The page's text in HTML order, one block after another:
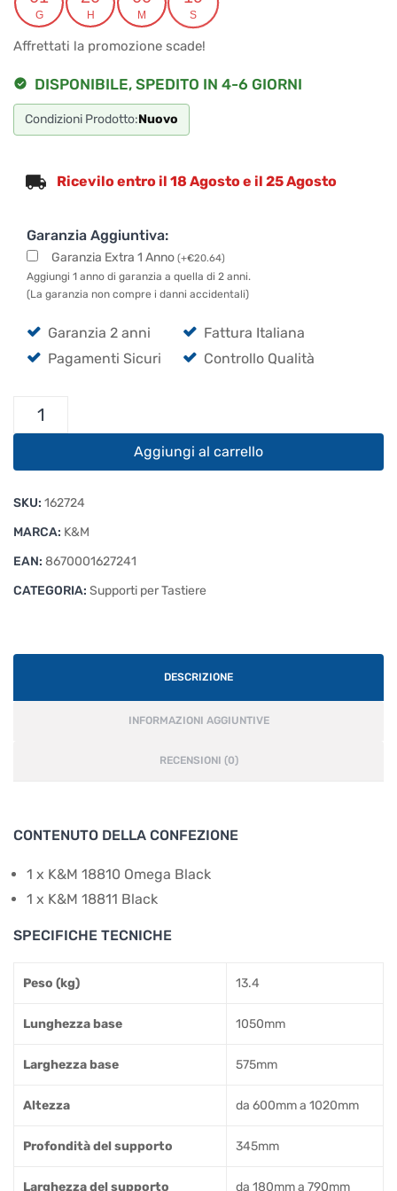
era:
€215.00.
è:
€206.40.
G H M S
Affrettati la promozione scade!
DISPONIBILE, SPEDITO IN 4-6 GIORNI
Condizioni Prodotto:Nuovo
Ricevilo entro il 18 Agosto e il 25 Agosto
Garanzia Aggiuntiva:
Garanzia Extra 1 Anno (+€20.64)
Aggiungi 1 anno di garanzia a quella di 2 anni.
(La garanzia non compre i danni accidentali)
Garanzia 2 anni
Fattura Italiana
Pagamenti Sicuri
Controllo Qualità
K&M
Black
quantità
Aggiungi al carrello
SKU: 162724
MARCA: K&M
EAN: 8670001627241
CATEGORIA: Supporti per Tastiere
DESCRIZIONE
INFORMAZIONI AGGIUNTIVE
RECENSIONI (0)
CONTENUTO DELLA CONFEZIONE
1 x K&M 18810 Omega Black
1 x K&M 18811 Black
SPECIFICHE TECNICHE
Peso (kg) 13.4
Lunghezza base 1050mm
Larghezza base 575mm
Altezza da 600mm a 1020mm
Profondità del supporto 345mm
Larghezza del supporto da 180mm a 790mm